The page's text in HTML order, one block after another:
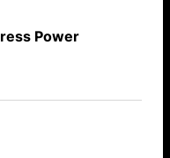
Power